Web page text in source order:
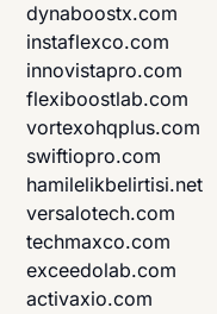
dynaboostx.com
instaflexco.com
innovistapro.com
flexiboostlab.com
vortexohqplus.com
swiftiopro.com
hamilelikbelirtisi.net
versalotech.com
techmaxco.com
exceedolab.com
activaxio.com